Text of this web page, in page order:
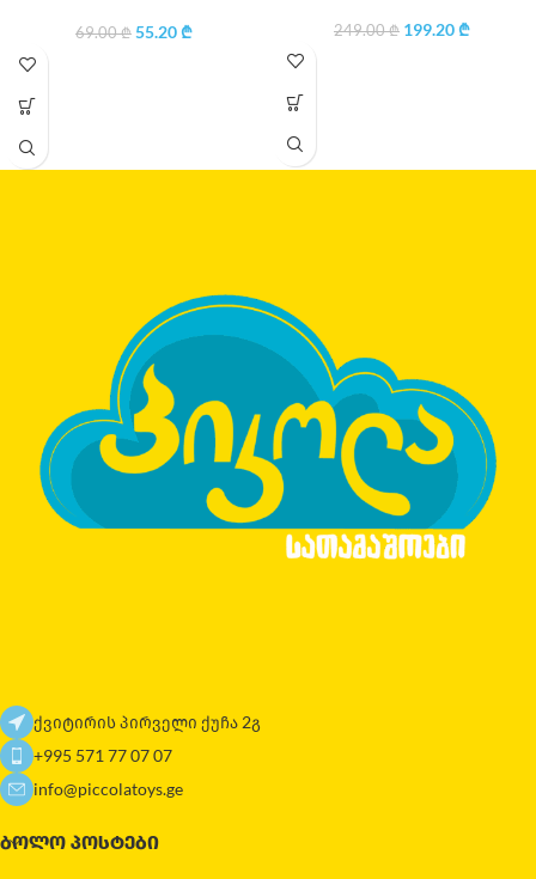
69.00₾ 55.20₾ 249.00₾ 199.20₾
ქვიტირის პირველი ქუჩა 2გ
+995 571 77 07 07
info@piccolatoys.ge
ᲑᲝᲚᲝ ᲞᲝᲡᲢᲔᲑᲘ